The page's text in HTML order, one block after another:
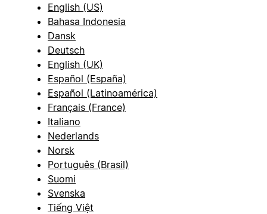
English (US)
Bahasa Indonesia
Dansk
Deutsch
English (UK)
Español (España)
Español (Latinoamérica)
Français (France)
Italiano
Nederlands
Norsk
Português (Brasil)
Suomi
Svenska
Tiếng Việt